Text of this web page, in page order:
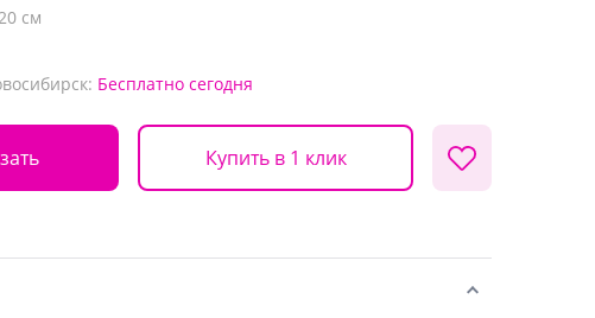
см
Бесплатно сегодня
Купить в 1 клик